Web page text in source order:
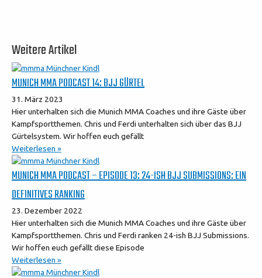
Weitere Artikel
MUNICH MMA PODCAST 14: BJJ GÜRTEL
31. März 2023
Hier unterhalten sich die Munich MMA Coaches und ihre Gäste über
Kampfsportthemen. Chris und Ferdi unterhalten sich über das BJJ
Gürtelsystem. Wir hoffen euch gefällt
Weiterlesen »
MUNICH MMA PODCAST – EPISODE 13: 24-ISH BJJ SUBMISSIONS: EIN
DEFINITIVES RANKING
23. Dezember 2022
Hier unterhalten sich die Munich MMA Coaches und ihre Gäste über
Kampfsportthemen. Chris und Ferdi ranken 24-ish BJJ Submissions.
Wir hoffen euch gefällt diese Episode
Weiterlesen »